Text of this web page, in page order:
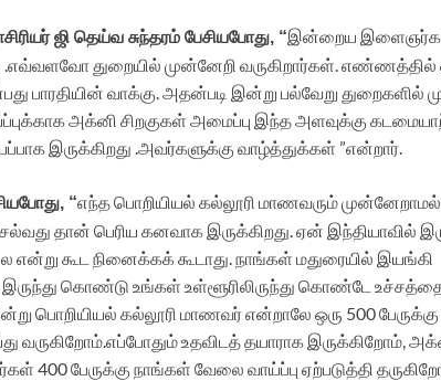
ஜி தெய்வ சுந்தரம் பேசியபோது, “இன்றைய
.எவ்வளவோ துறையில் முன்னேறி வருகிறார்கள். எண்ணத்தில்
பாரதியின் வாக்கு. அதன்படி இன்று பல்வேறு துறைகளில்
அக்னி சிறகுகள் அமைப்பு இந்த அளவுக்கு
இருக்கிறது .அவர்களுக்கு வாழ்த்துக்கள் ”என்றார்.
“எந்த பொறியியல் கல்லூரி மாணவரும் முன்னேறாமல்
தான் பெரிய கனவாக இருக்கிறது. ஏன் இந்தியாவில்
கூட நினைக்கக் கூடாது. நாங்கள் மதுரையில் இயங்கி
இருந்து கொண்டு உங்கள் உள்ளூரிலிருந்து கொண்டே
பொறியியல் கல்லூரி மாணவர் என்றாலே ஒரு 500 பேருக்கு
வருகிறோம்.எப்போதும் உதவிடத் தயாராக இருக்கிறோம்,
400 பேருக்கு நாங்கள் வேலை வாய்ப்பு ஏற்படுத்தி